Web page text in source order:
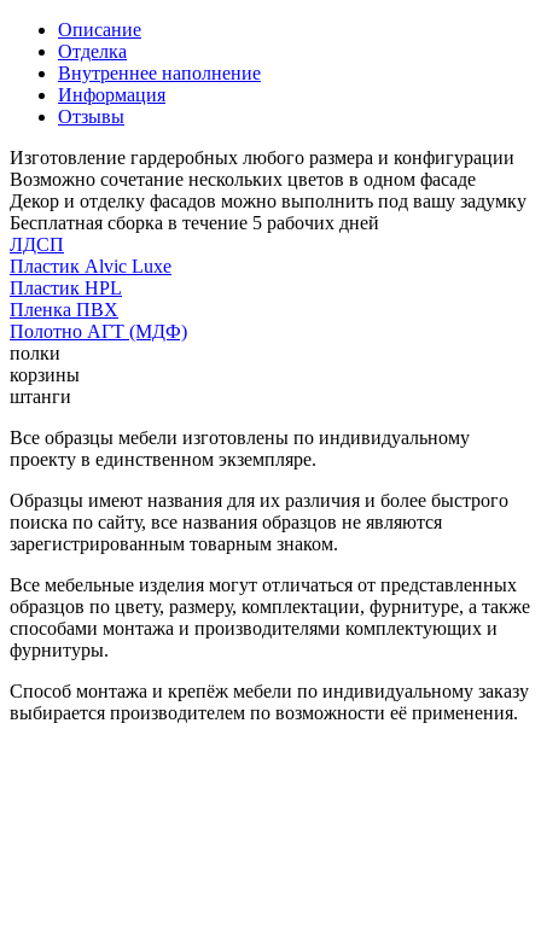
Описание
Отделка
Внутреннее наполнение
Информация
Отзывы
Изготовление гардеробных любого размера и конфигурации
Возможно сочетание нескольких цветов в одном фасаде
Декор и отделку фасадов можно выполнить под вашу задумку
Бесплатная сборка в течение 5 рабочих дней
ЛДСП
Пластик Alvic Luxe
Пластик HPL
Пленка ПВХ
Полотно АГТ (МДФ)
полки
корзины
штанги
Все образцы мебели изготовлены по индивидуальному
проекту в единственном экземпляре.
Образцы имеют названия для их различия и более быстрого
поиска по сайту, все названия образцов не являются
зарегистрированным товарным знаком.
Все мебельные изделия могут отличаться от представленных
образцов по цвету, размеру, комплектации, фурнитуре, а также
способами монтажа и производителями комплектующих и
фурнитуры.
Способ монтажа и крепёж мебели по индивидуальному заказу
выбирается производителем по возможности её применения.